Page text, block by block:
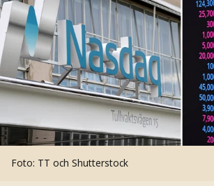
Foto: TT och Shutterstock